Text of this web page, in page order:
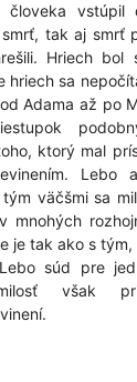
človeka
tak aj smrť
Hriech
hriech sa
Adama až po
ktorý mal
Lebo
tým väčšmi sa
mnohých
je tak ako s
súd pre
však